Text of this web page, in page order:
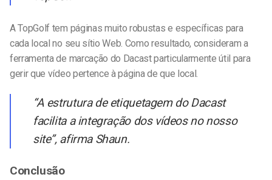
A TopGolf tem páginas muito robustas e específicas para
cada local no seu sítio Web. Como resultado, consideram a
ferramenta de marcação do Dacast particularmente útil para
gerir que vídeo pertence à página de que local.
“A estrutura de etiquetagem do Dacast
facilita a integração dos vídeos no nosso
site”, afirma Shaun.
Conclusão